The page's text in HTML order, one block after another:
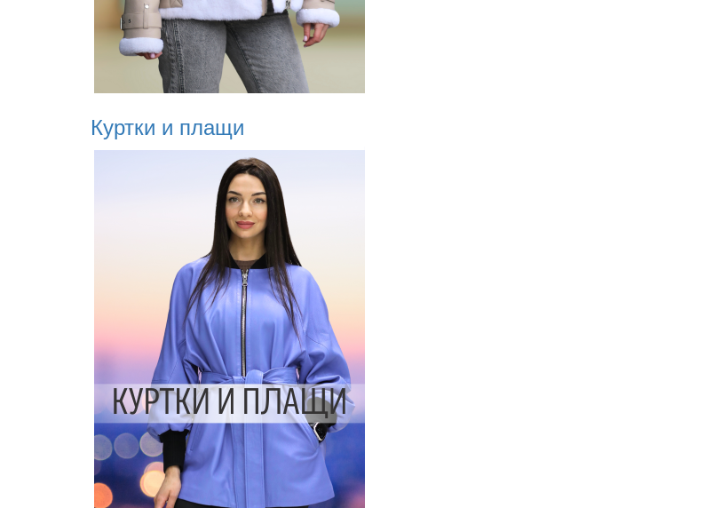
Куртки и плащи